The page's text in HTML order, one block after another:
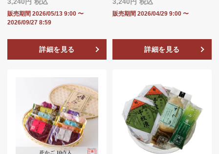
販売期間 2026/05/13 9:00 〜
2026/09/27 8:59
詳細を見る
販売期間 2026/04/29 9:00 〜
詳細を見る